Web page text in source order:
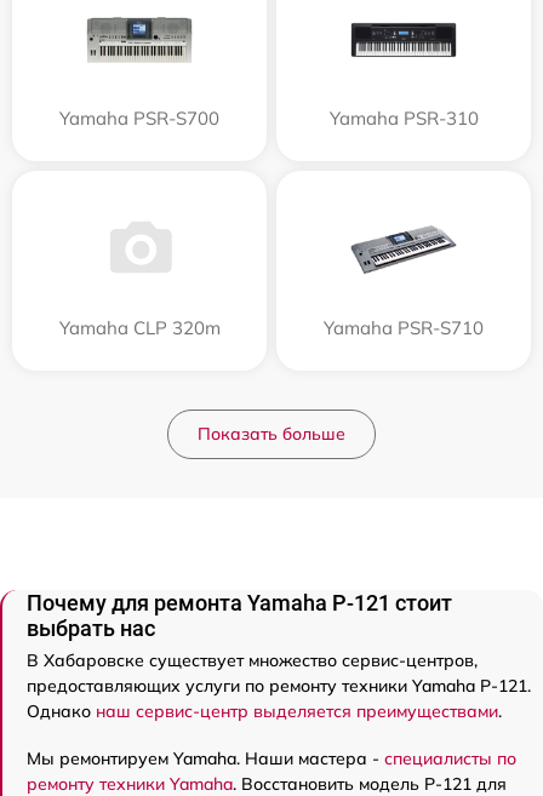
Yamaha PSR-S700 Yamaha PSR-310
Yamaha CLP 320m Yamaha PSR-S710
Показать больше
Почему для ремонта Yamaha P-121 стоит
выбрать нас
В Хабаровске существует множество сервис-центров,
предоставляющих услуги по ремонту техники Yamaha P-121.
Однако наш сервис-центр выделяется преимуществами.
Мы ремонтируем Yamaha. Наши мастера - специалисты по
ремонту техники Yamaha. Восстановить модель P-121 для